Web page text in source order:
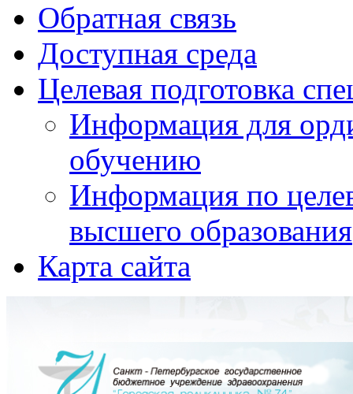
Обратная связь
Доступная среда
Целевая подготовка
Информация для
обучению
Информация по
высшего образования
Карта сайта